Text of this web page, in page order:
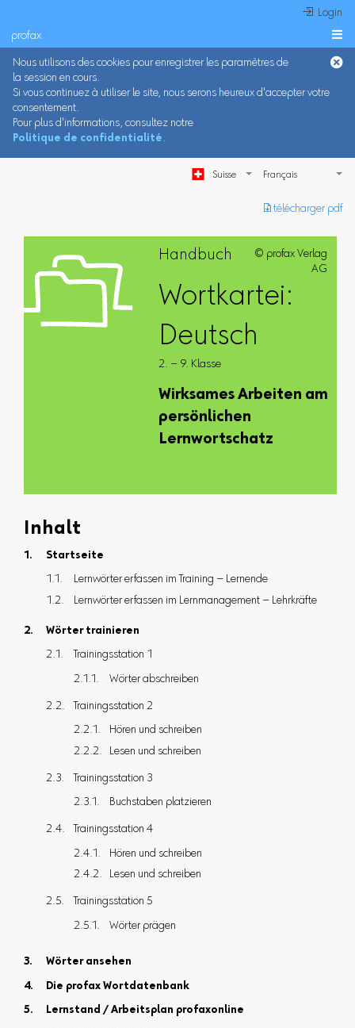
 Login
profax 
Nous utilisons des cookies pour enregistrer les paramètres de
la session en cours.
Si vous continuez à utiliser le site, nous serons heureux d'accepter votre
consentement.
Pour plus d'informations, consultez notre
Politique de confidentialité.
Suisse
︎ télécharger pdf
Handbuch
© profax Verlag
AG
Wortkartei:
Deutsch
2. – 9. Klasse
Wirksames Arbeiten am
persönlichen
Lernwortschatz
Inhalt
Startseite
Lernwörter erfassen im Training – Lernende
Lernwörter erfassen im Lernmanagement – Lehrkräfte
Wörter trainieren
Trainingsstation 1
Wörter abschreiben
Trainingsstation 2
Hören und schreiben
Lesen und schreiben
Trainingsstation 3
Buchstaben platzieren
Trainingsstation 4
Hören und schreiben
Lesen und schreiben
Trainingsstation 5
Wörter prägen
Wörter ansehen
Die profax Wortdatenbank
Lernstand / Arbeitsplan profaxonline